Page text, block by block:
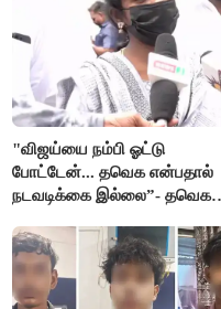
"விஜய்யை நம்பி ஓட்டு
போட்டேன்... தவெக என்பதால்
நடவடிக்கை இல்லை”- தவெக
கதறல்